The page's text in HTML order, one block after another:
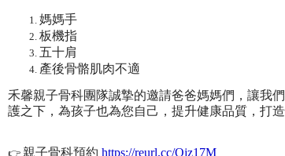
媽媽手
板機指
五十肩
產後骨骼肌肉不適​
禾馨親子骨科團隊誠摯的邀請爸爸媽媽們，讓我
護之下，為孩子也為您自己，提升健康品質，打造
👉親子骨科預約https://reurl.cc/Qjz17M